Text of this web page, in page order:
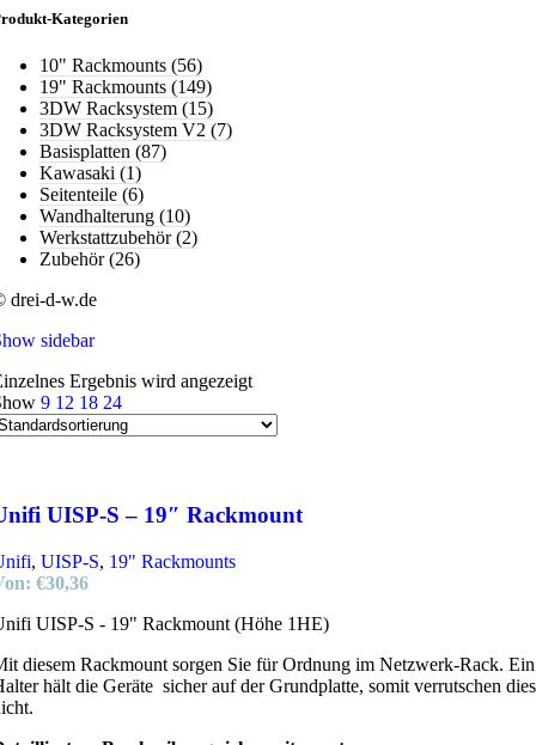
Kategorien
10" Rackmounts (56)
19" Rackmounts (149)
3DW Racksystem (15)
3DW Racksystem V2 (7)
Basisplatten (87)
Kawasaki (1)
Seitenteile (6)
Wandhalterung (10)
Werkstattzubehör(2)
Zubehör(26)
drei-d-w.de
sidebar
Ergebnis wird angezeigt
9 12 18 24
UISP-S – 19″ Rackmount
, UISP-S, 19" Rackmounts
€30,36
UISP-S - 19" Rackmount (Höhe 1HE)
diesem Rackmount sorgen Sie für Ordnung im Netzwerk-Rack. Ein
hält die Geräte sicher auf der Grundplatte, somit verrutschen